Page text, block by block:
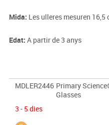
Mida: Les ulleres mesuren 16,5
Edat: A partir de 3 anys
MDLER2446 Primary
Glasses
3 - 5 dies